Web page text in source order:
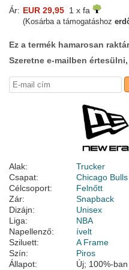
Ár: EUR 29,95 1 x fa
(Kosárba a támogatáshoz
Ez a termék hamarosan
Szeretne e-mailben
Alak:
Trucker
Csapat:
Chicago Bulls
Célcsoport:
Felnőtt
Zár:
Snapback
Dizájn:
Unisex
Liga:
NBA
Napellenző:
ívelt
Sziluett:
A Frame
Szín:
Piros
Állapot:
Új; 100%-